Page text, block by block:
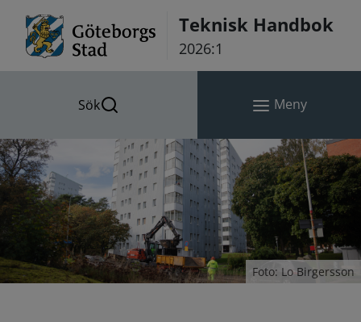
Teknisk Handbok
2026:1
Sök Meny
Foto: Lo Birgersson